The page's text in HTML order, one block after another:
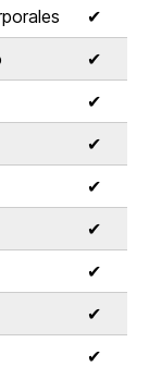
✔
✔
✔
✔
✔
✔
✔
✔
✔